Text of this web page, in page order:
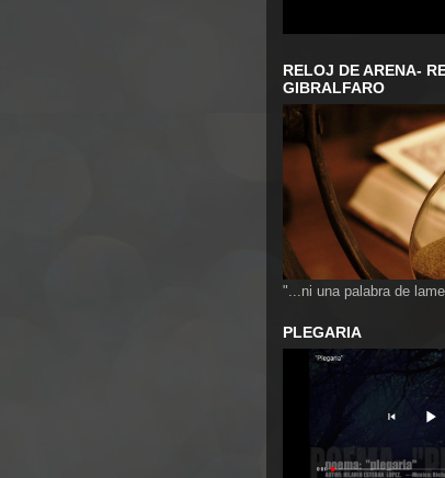
RELOJ DE ARENA-
GIBRALFARO
"...ni una palabra de
PLEGARIA